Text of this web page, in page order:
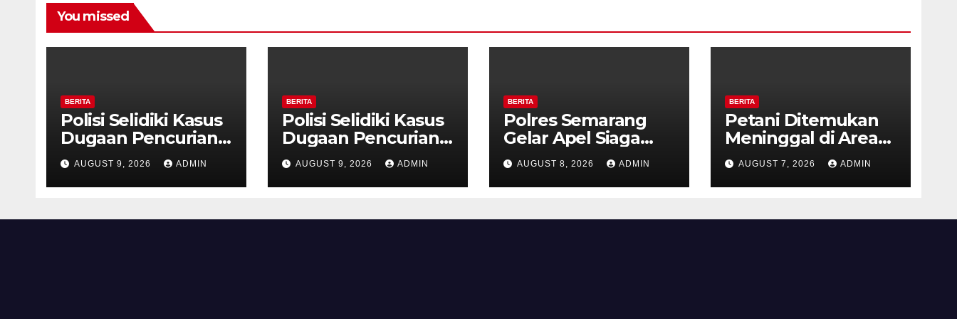
You missed
BERITA
Polisi Selidiki Kasus
Dugaan Pencurian
dengan Kekerasan
di Counter HP Royal
Phone Ambarawa.
AUGUST 9, 2026 ADMIN
BERITA
Polisi Selidiki Kasus
Dugaan Pencurian
dengan Kekerasan
di Counter HP Royal
Phone Ambarawa.
AUGUST 9, 2026 ADMIN
BERITA
Polres Semarang
Gelar Apel Siaga
Karhutla, Kapolres
Tekankan Sinergi
dan Kesiapsiagaan
AUGUST 8, 2026 ADMIN
BERITA
Petani Ditemukan
Meninggal di Area
Persawahan
Kalibeji, Polisi
Pastikan Tidak Ada
AUGUST 7, 2026 ADMIN